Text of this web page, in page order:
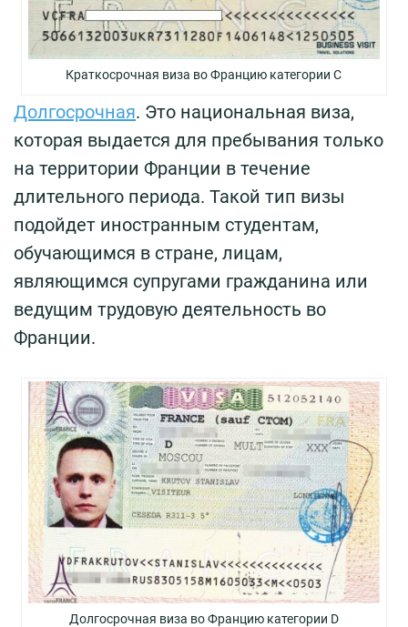
Краткосрочная виза во Францию категории С
Долгосрочная. Это национальная виза,
которая выдается для пребывания только
на территории Франции в течение
длительного периода. Такой тип визы
подойдет иностранным студентам,
обучающимся в стране, лицам,
являющимся супругами гражданина или
ведущим трудовую деятельность во
Франции.
Долгосрочная виза во Францию категории D